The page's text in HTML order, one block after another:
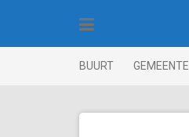
BUURT GEMEENTE